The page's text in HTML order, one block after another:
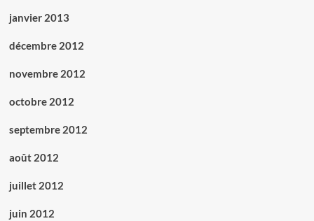
janvier 2013
décembre 2012
novembre 2012
octobre 2012
septembre 2012
août 2012
juillet 2012
juin 2012